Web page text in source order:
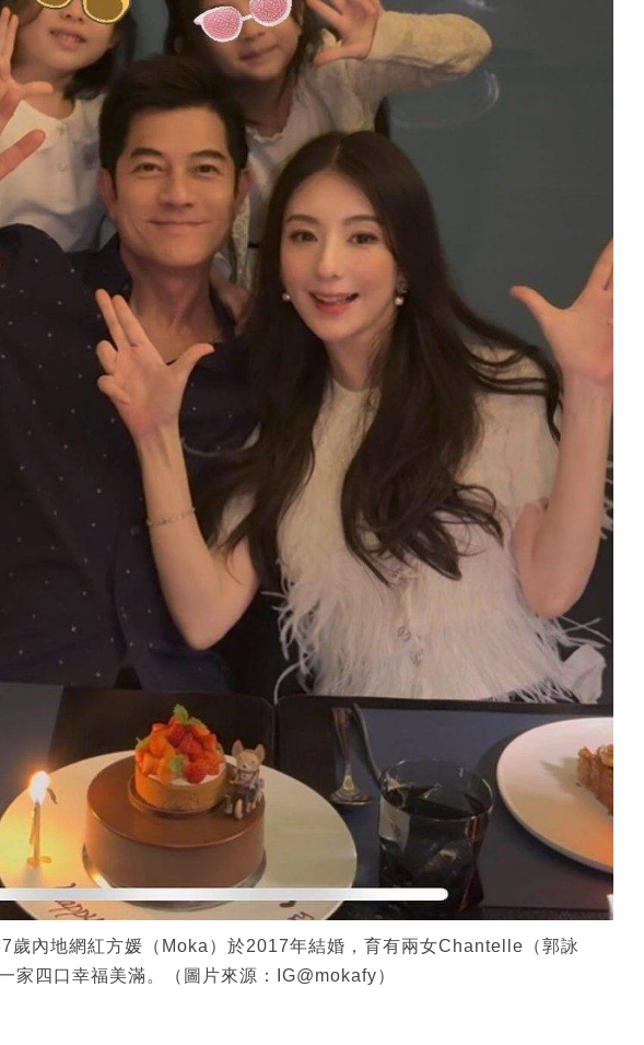
歲內地網紅方媛（Moka）於2017年結婚，育有兩女Chantelle（郭詠
家四口幸福美滿。（圖片來源：IG@mokafy）